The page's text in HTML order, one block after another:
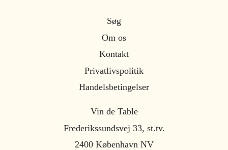
Søg
Om os
Kontakt
Privatlivspolitik
Handelsbetingelser
Vin de Table
Frederikssundsvej 33, st.tv.
2400 København NV